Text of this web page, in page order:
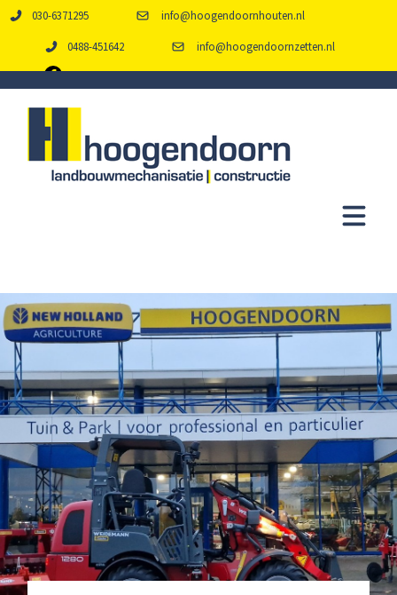
030-6371295 info@hoogendoornhouten.nl
0488-451642 info@hoogendoornzetten.nl